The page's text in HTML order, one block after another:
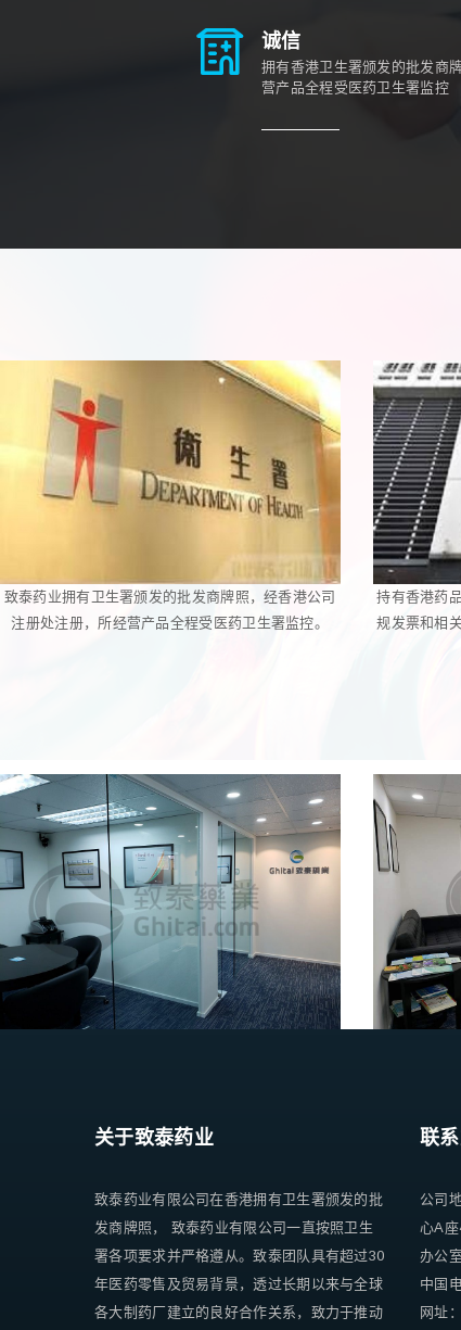
诚信
拥有香港卫生署颁发的批发商
营产品全程受医药卫生署监控
致泰药业拥有卫生署颁发的批发商牌照，经香港公司
注册处注册，所经营产品全程受医药卫生署监控。
持有香港药
规发票和相
关于致泰药业
致泰药业有限公司在香港拥有卫生署颁发的批
发商牌照， 致泰药业有限公司一直按照卫生
署各项要求并严格遵从。致泰团队具有超过30
年医药零售及贸易背景，透过长期以来与全球
各大制药厂建立的良好合作关系，致力于推动
联
公司
心A座
办公
中国
网址